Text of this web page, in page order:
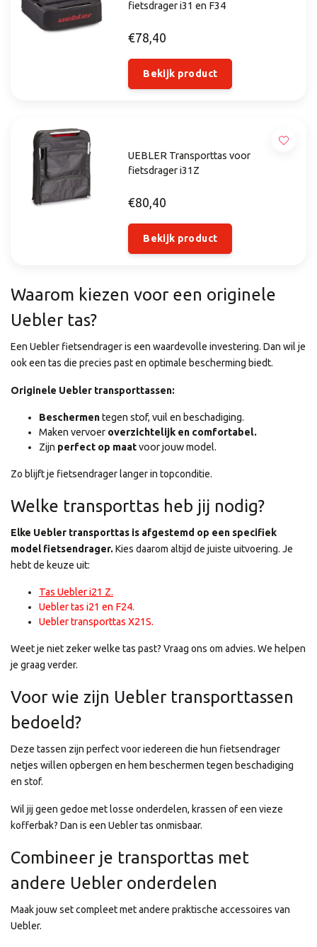
fietsdrager i31 en F34
€78,40
Bekijk product
UEBLER Transporttas voor
fietsdrager i31Z
€80,40
Bekijk product
Waarom kiezen voor een originele
Uebler tas?
Een Uebler fietsendrager is een waardevolle investering. Dan wil je
ook een tas die precies past en optimale bescherming biedt.
Originele Uebler transporttassen:
Beschermentegen stof, vuil en beschadiging.
Maken vervoer overzichtelijk en comfortabel.
Zijn perfect op maatvoor jouw model.
Zo blijft je fietsendrager langer in topconditie.
Welke transporttas heb jij nodig?
Elke Uebler transporttas is afgestemd op een specifiek
model fietsendrager. Kies daarom altijd de juiste uitvoering. Je
hebt de keuze uit:
Tas Uebler i21 Z.
Uebler tas i21 en F24.
Uebler transporttas X21S.
Weet je niet zeker welke tas past? Vraag ons om advies. We helpen
je graag verder.
Voor wie zijn Uebler transporttassen
bedoeld?
Deze tassen zijn perfect voor iedereen die hun fietsendrager
netjes willen opbergen en hem beschermen tegen beschadiging
en stof.
Wil jij geen gedoe met losse onderdelen, krassen of een vieze
kofferbak? Dan is een Uebler tas onmisbaar.
Combineer je transporttas met
andere Uebler onderdelen
Maak jouw set compleet met andere praktische accessoires van
Uebler.